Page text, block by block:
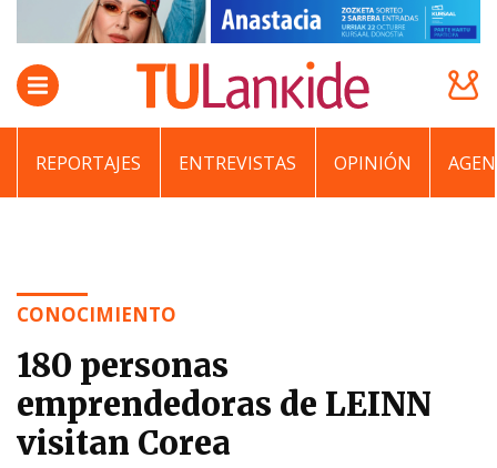
REPORTAJES ENTREVISTAS OPINIÓN
CONOCIMIENTO
180 personas
emprendedoras de LEINN
visitan Corea